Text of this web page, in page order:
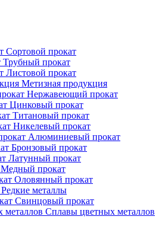
Сортовой прокат
Трубный прокат
Листовой прокат
Метизная продукция
Нержавеющий прокат
Цинковый прокат
Титановый прокат
Никелевый прокат
Алюминиевый прокат
Бронзовый прокат
Латунный прокат
Медный прокат
Оловянный прокат
Редкие металлы
Свинцовый прокат
Сплавы цветных металлов